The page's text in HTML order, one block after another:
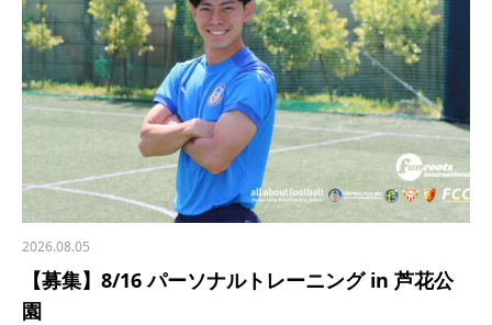
2026.08.05
【募集】8/16 パーソナルトレーニング in 芦花公
園